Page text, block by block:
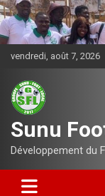
Aller
au
contenu
vendredi, août 7, 2026
Sunu
Développement du